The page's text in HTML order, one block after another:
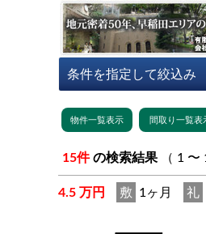
15件 の検索結果
4.5 万円 敷 1ヶ月 礼